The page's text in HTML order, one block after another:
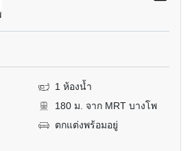
1 ห้องน้ำ
180 ม. จาก MRT บางโพ
ตกแต่งพร้อมอยู่